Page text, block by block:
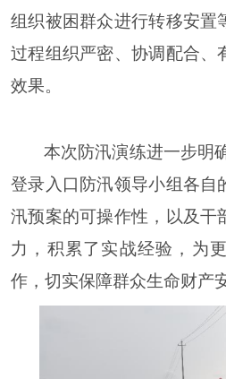
组织被困群众进行转移安置
过程组织严密、协调配合、
效果。
本次防汛演练进一步明
登录入口防汛领导小组各自
汛预案的可操作性，以及干
力，积累了实战经验，为
作，切实保障群众生命财产